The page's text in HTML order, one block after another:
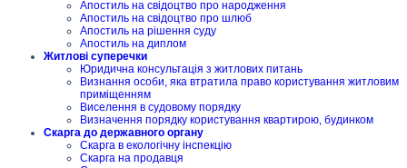
Апостиль на свідоцтво про народження
Апостиль на свідоцтво про шлюб
Апостиль на рішення суду
Апостиль на диплом
Житлові суперечки
Юридична консультація з житлових питань
Визнання особи, яка втратила право користування житловим
приміщенням
Виселення в судовому порядку
Визначення порядку користування квартирою, будинком
Скарга до державного органу
Скарга в екологічну інспекцію
Скарга на продавця